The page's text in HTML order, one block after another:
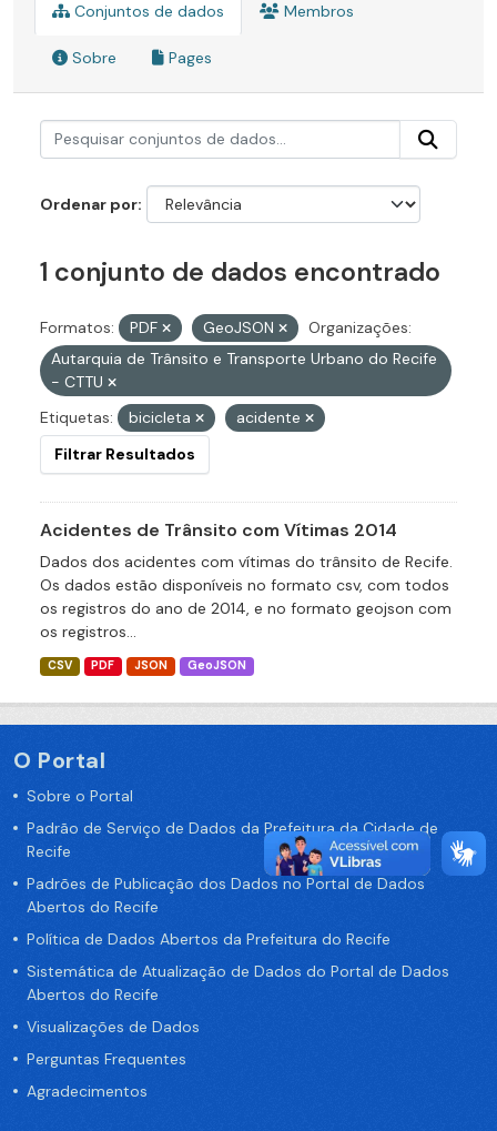
Conjuntos de dados Membros
Sobre Pages
Ordenar por
1 conjunto de dados encontrado
Formatos: PDF GeoJSON
Organizações:
Autarquia de Trânsito e Transporte Urbano do Recife
- CTTU
Etiquetas:
bicicleta
acidente
Filtrar Resultados
Acidentes de Trânsito com Vítimas 2014
Dados dos acidentes com vítimas do trânsito de Recife.
Os dados estão disponíveis no formato csv, com todos
os registros do ano de 2014, e no formato geojson com
os registros...
CSV PDF JSON GeoJSON
O Portal
Sobre o Portal
Padrão de Serviço de Dados da Prefeitura da Cidade de
Recife
Padrões de Publicação dos Dados no Portal de Dados
Abertos do Recife
Política de Dados Abertos da Prefeitura do Recife
Sistemática de Atualização de Dados do Portal de Dados
Abertos do Recife
Visualizações de Dados
Perguntas Frequentes
Agradecimentos